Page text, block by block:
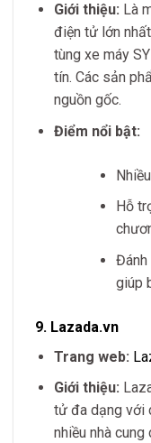
Giới thiệu: Là
điện tử lớn
tùng xe máy
tín. Các sản
nguồn gốc.
Điểm nổi bật:
Hỗ
Đánh
giúp
9. Lazada.vn
Trang web:
Giới thiệu:
tử đa dạng với
nhiều nhà